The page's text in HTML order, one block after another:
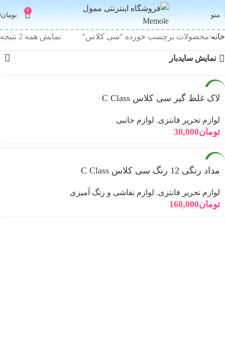
منو
0
تومان
خانه محصولات برچسب خورده “سی کلاس” نمایش همه 2 نتیجه
نمایش سایدبار
لاک غلط گیر سی کلاس C Class
لوازم تحریر فانتزی, لوازم جانبی
تومان30,000
مداد رنگی 12 رنگ سی کلاس C Class
لوازم تحریر فانتزی, لوازم نقاشی و رنگ آمیزی
تومان160,000